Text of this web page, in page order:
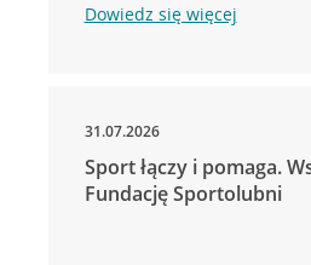
Dowiedz się więcej
31.07.2026
Sport łączy i pomaga.
Fundację Sportolubni